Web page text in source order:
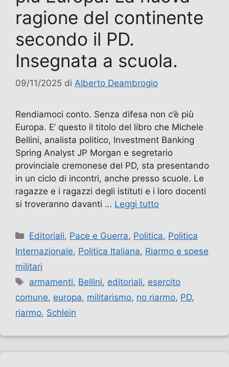
ragione del continente
secondo il PD.
Insegnata a scuola.
09/11/2025 di Alberto Deambrogio
Rendiamoci conto. Senza difesa non c’è più
Europa. E’ questo il titolo del libro che Michele
Bellini, analista politico, Investment Banking
Spring Analyst JP Morgan e segretario
provinciale cremonese del PD, sta presentando
in un ciclo di incontri, anche presso scuole. Le
ragazze e i ragazzi degli istituti e i loro docenti
si troveranno davanti … Leggi tutto
Categorie
Editoriali, Pace e Guerra, Politica, Politica
Internazionale, Politica Italiana, Riarmo e spese
militari
Tag
armamenti, Bellini, editoriali, esercito
comune, europa, militarismo, no riarmo, PD,
riarmo, Schlein